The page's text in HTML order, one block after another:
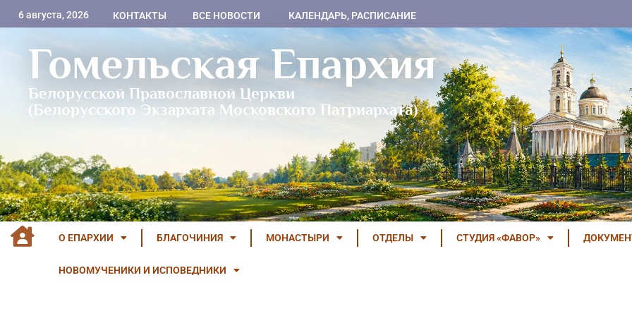
6 августа, 2026 КОНТАКТЫ ВСЕ НОВОСТИ КАЛЕНДАРЬ, РАСПИСАНИЕ
Гомельская Епархия
Белорусской Православной Церкви
(Белорусского Экзархата Московского Патриархата)
О ЕПАРХИИ БЛАГОЧИНИЯ МОНАСТЫРИ ОТДЕЛЫ СТУДИЯ «ФАВОР»
НОВОМУЧЕНИКИ И ИСПОВЕДНИКИ